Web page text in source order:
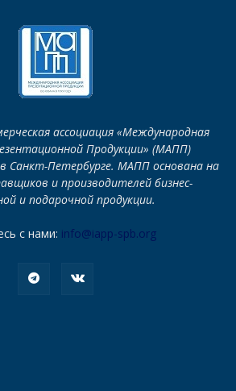
ассоциация «Международная
Продукции» (МАПП)
Санкт-Петербурге. МАПП основана на
и производителей бизнес-
и подарочной продукции.
с нами: info@iapp-spb.org